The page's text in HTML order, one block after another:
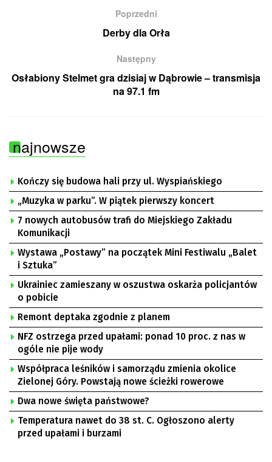
Poprzedni
Derby dla Orła
Następny
Osłabiony Stelmet gra dzisiaj w Dąbrowie – transmisja
na 97.1 fm
najnowsze
Kończy się budowa hali przy ul. Wyspiańskiego
„Muzyka w parku”. W piątek pierwszy koncert
7 nowych autobusów trafi do Miejskiego Zakładu
Komunikacji
Wystawa „Postawy” na początek Mini Festiwalu „Balet
i Sztuka”
Ukrainiec zamieszany w oszustwa oskarża policjantów
o pobicie
Remont deptaka zgodnie z planem
NFZ ostrzega przed upałami: ponad 10 proc. z nas w
ogóle nie pije wody
Współpraca leśników i samorządu zmienia okolice
Zielonej Góry. Powstają nowe ścieżki rowerowe
Dwa nowe święta państwowe?
Temperatura nawet do 38 st. C. Ogłoszono alerty
przed upałami i burzami